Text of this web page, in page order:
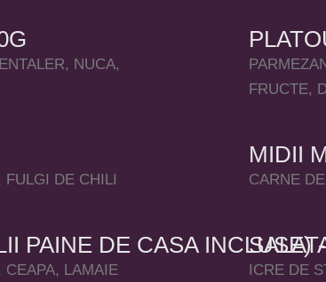
NUCA,
DE CHILI
PAINE DE CASA INCLUSE)
CEAPA, LAMAIE
FRUCTE,
MIDII
CARNE
ICRE DE